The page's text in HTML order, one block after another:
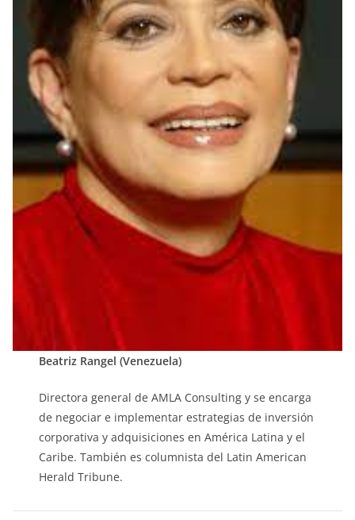
Beatriz Rangel (Venezuela)
Directora general de AMLA Consulting y se encarga
de negociar e implementar estrategias de inversión
corporativa y adquisiciones en América Latina y el
Caribe. También es columnista del Latin American
Herald Tribune.